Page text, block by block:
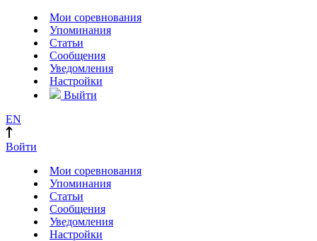
Мои соревнования
Упоминания
Статьи
Сообщения
Уведомления
Настройки
Выйти
EN
Войти
Мои соревнования
Упоминания
Статьи
Сообщения
Уведомления
Настройки